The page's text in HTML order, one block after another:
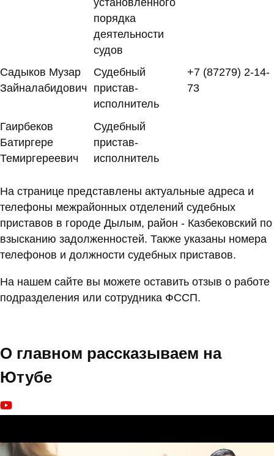
порядка
деятельности
судов
Садыков Музар
Зайналабидович
Судебный
пристав-
исполнитель
+7 (87279) 2-14-
73
Гаирбеков
Батиргере
Темиргереевич
Судебный
пристав-
исполнитель
На странице представлены актуальные адреса и
телефоны межрайонных отделений судебных
приставов в городе Дылым, район - Казбековский по
взысканию задолженностей. Также указаны номера
телефонов и должности судебных приставов.
На нашем сайте вы можете оставить отзыв о работе
подразделения или сотрудника ФССП.
О главном рассказываем на
Ютубе